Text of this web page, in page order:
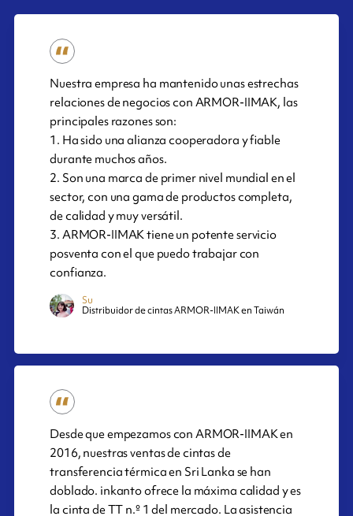
Nuestra empresa ha mantenido unas estrechas
relaciones de negocios con ARMOR-IIMAK, las
principales razones son:
1. Ha sido una alianza cooperadora y fiable
durante muchos años.
2. Son una marca de primer nivel mundial en el
sector, con una gama de productos completa,
de calidad y muy versátil.
3. ARMOR-IIMAK tiene un potente servicio
posventa con el que puedo trabajar con
confianza.
Su
Distribuidor de cintas ARMOR-IIMAK en Taiwán
Desde que empezamos con ARMOR-IIMAK en
2016, nuestras ventas de cintas de
transferencia térmica en Sri Lanka se han
doblado. inkanto ofrece la máxima calidad y es
la cinta de TT n.º 1 del mercado. La asistencia